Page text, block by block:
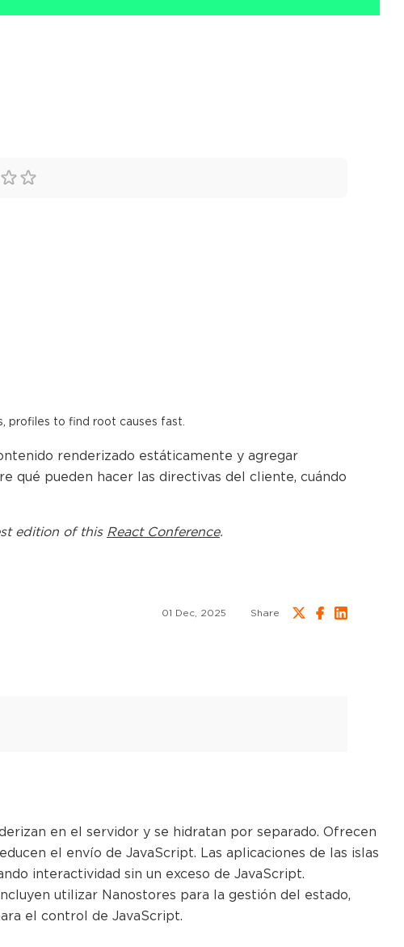
profiles to find root causes fast.
renderizado estáticamente y agregar
qué pueden hacer las directivas del cliente, cuándo
edition of this React Conference.
01 Dec, 2025 Share
en el servidor y se hidratan por separado. Ofrecen
el envío de JavaScript. Las aplicaciones de las islas
interactividad sin un exceso de JavaScript.
utilizar Nanostores para la gestión del estado,
el control de JavaScript.